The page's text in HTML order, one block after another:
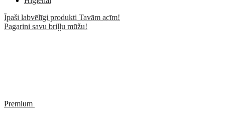
Īpaši labvēlīgi produkti Tavām acīm!
Pagarini savu briļļu mūžu!
Premium